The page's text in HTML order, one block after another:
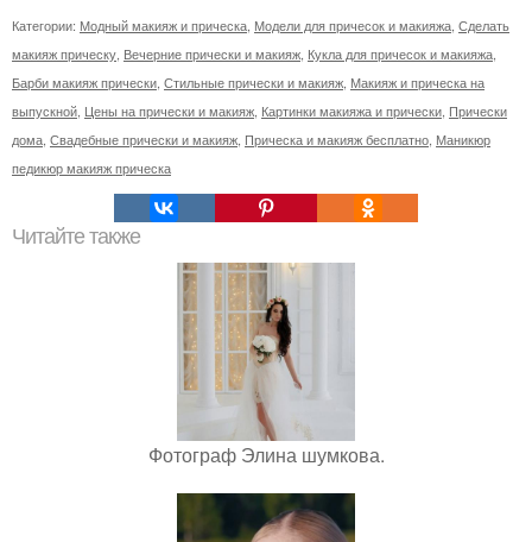
Категории: Модный макияж и прическа Модели для причесок и макияжа Сделать
макияж прическу Вечерние прически и макияж Кукла для причесок и макияжа
Барби макияж прически Стильные прически и макияж Макияж и прическа на
выпускной Цены на прически и макияж Картинки макияжа и прически Прически
дома Свадебные прически и макияж Прическа и макияж бесплатно Маникюр
педикюр макияж прическа
Читайте также
Фотограф Элина шумкова.